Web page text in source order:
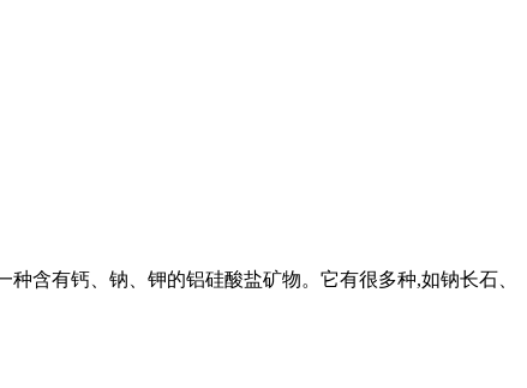
含有钙、钠、钾的铝硅酸盐矿物。它有很多种,如钠长石、